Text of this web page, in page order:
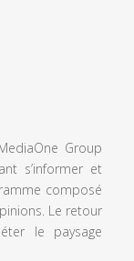
Group
s’informer et
composé
Le retour
le paysage